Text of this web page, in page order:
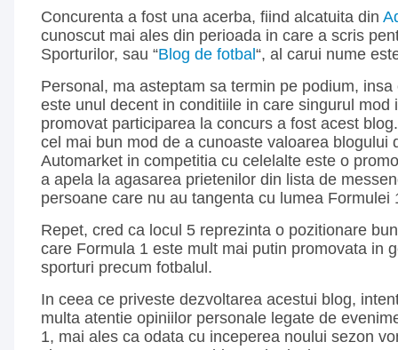
Concurenta a fost una acerba, fiind alcatuita din
cunoscut mai ales din perioada in care a scris
Sporturilor, sau “Blog de fotbal “, al carui nume
Personal, ma asteptam sa termin pe podium,
este unul decent in conditiile in care singurul mod
promovat participarea la concurs a fost acest
cel mai bun mod de a cunoaste valoarea blogului
Automarket in competitia cu celelalte este o
a apela la agasarea prietenilor din lista de
persoane care nu au tangenta cu lumea Formulei
Repet, cred ca locul 5 reprezinta o pozitionare
care Formula 1 este mult mai putin promovata in
sporturi precum fotbalul.
In ceea ce priveste dezvoltarea acestui blog,
multa atentie opiniilor personale legate de
1, mai ales ca odata cu inceperea noului sezon